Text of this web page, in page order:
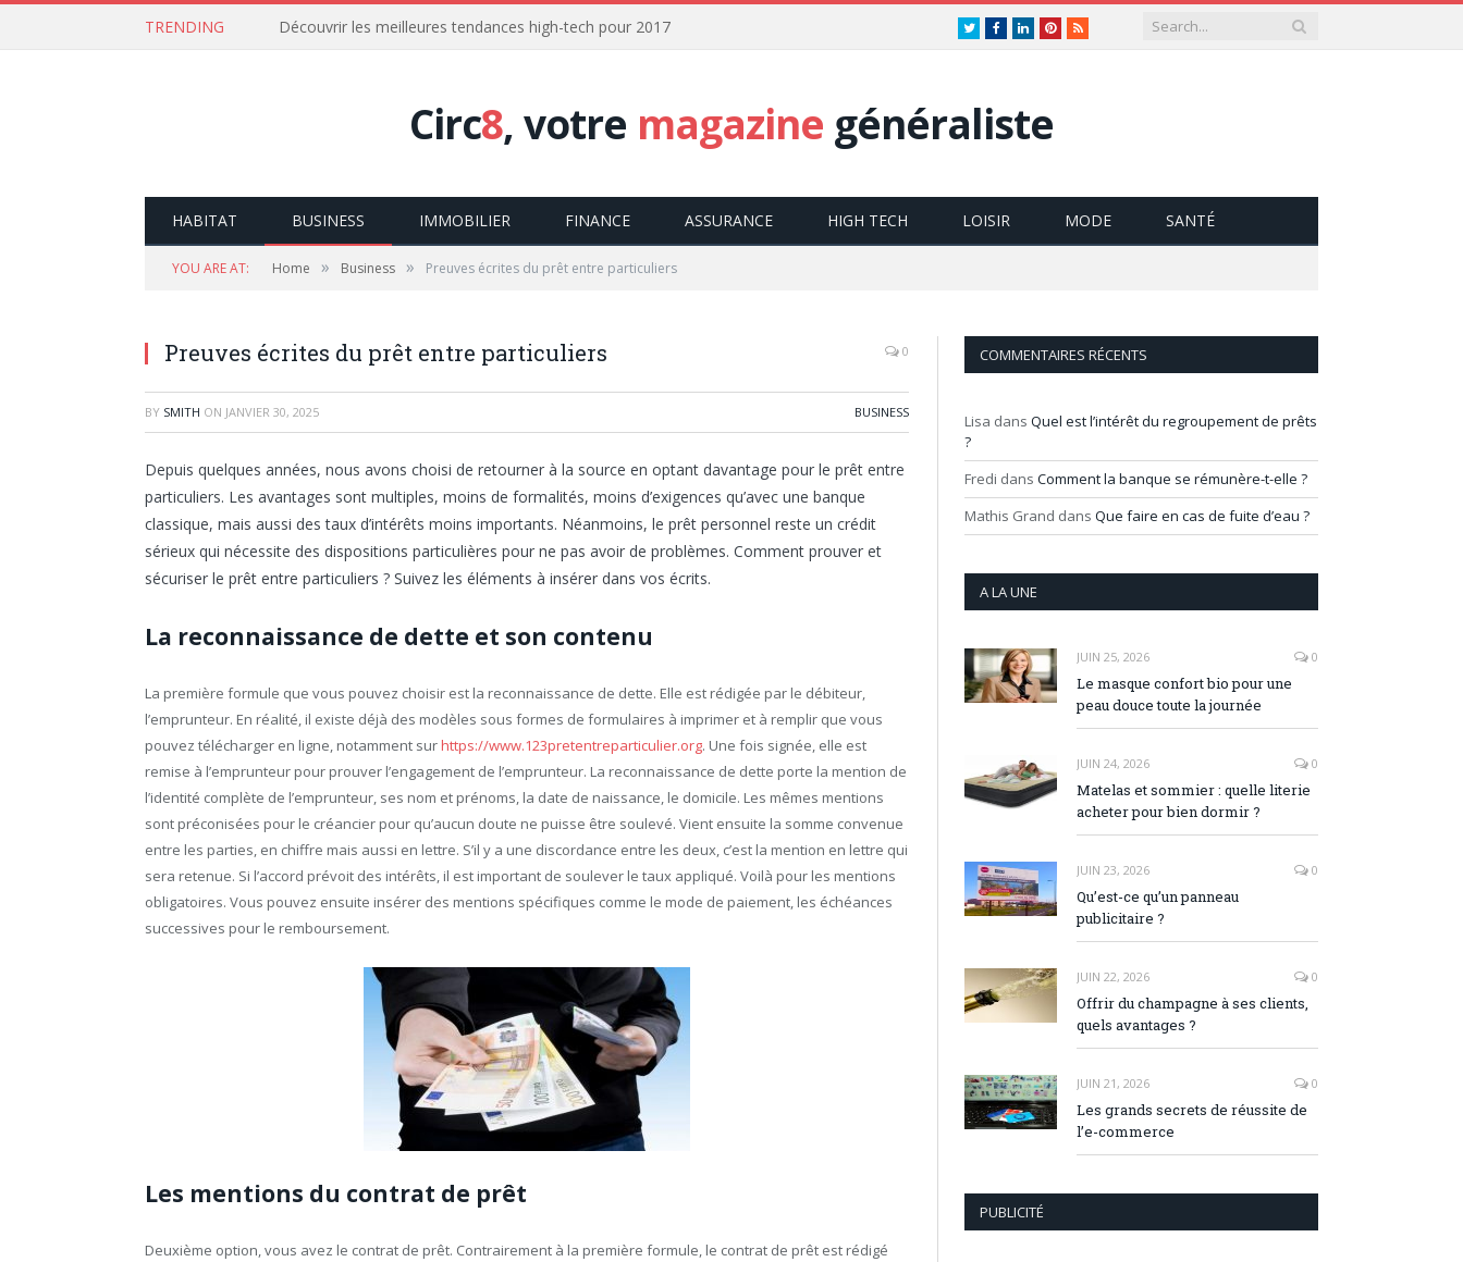
TRENDING Découvrir les meilleures tendances high-tech pour 2017 TwitterFacebookLinkedInPinterest
RSS
Circ8, votre magazine généraliste
HABITAT BUSINESS IMMOBILIER FINANCE ASSURANCE HIGH TECH LOISIR MODE SANTÉ
YOU ARE AT: Home » Business » Preuves écrites du prêt entre particuliers
Preuves écrites du prêt entre particuliers 0
BY SMITH ON JANVIER 30, 2025 BUSINESS
Depuis quelques années, nous avons choisi de retourner à la source en optant davantage pour le prêt entre
particuliers. Les avantages sont multiples, moins de formalités, moins d’exigences qu’avec une banque
classique, mais aussi des taux d’intérêts moins importants. Néanmoins, le prêt personnel reste un crédit
sérieux qui nécessite des dispositions particulières pour ne pas avoir de problèmes. Comment prouver et
sécuriser le prêt entre particuliers ? Suivez les éléments à insérer dans vos écrits.
La reconnaissance de dette et son contenu
La première formule que vous pouvez choisir est la reconnaissance de dette. Elle est rédigée par le débiteur,
l’emprunteur. En réalité, il existe déjà des modèles sous formes de formulaires à imprimer et à remplir que vous
pouvez télécharger en ligne, notamment surhttps://www.123pretentreparticulier.org. Une fois signée, elle est
remise à l’emprunteur pour prouver l’engagement de l’emprunteur. La reconnaissance de dette porte la mention de
l’identité complète de l’emprunteur, ses nom et prénoms, la date de naissance, le domicile. Les mêmes mentions
sont préconisées pour le créancier pour qu’aucun doute ne puisse être soulevé. Vient ensuite la somme convenue
entre les parties, en chiffre mais aussi en lettre. S’il y a une discordance entre les deux, c’est la mention en lettre qui
sera retenue. Si l’accord prévoit des intérêts, il est important de soulever le taux appliqué. Voilà pour les mentions
obligatoires. Vous pouvez ensuite insérer des mentions spécifiques comme le mode de paiement, les échéances
successives pour le remboursement.
Les mentions du contrat de prêt
Deuxième option, vous avez le contrat de prêt. Contrairement à la première formule, le contrat de prêt est rédigé
COMMENTAIRES RÉCENTS
Lisa dans Quel est l’intérêt du regroupement de prêts
?
Fredi dans Comment la banque se rémunère-t-elle ?
Mathis Grand dans Que faire en cas de fuite d’eau ?
A LA UNE
JUIN 25, 2026 0
Le masque confort bio pour une
peau douce toute la journée
JUIN 24, 2026 0
Matelas et sommier : quelle literie
acheter pour bien dormir ?
JUIN 23, 2026 0
Qu’est-ce qu’un panneau
publicitaire ?
JUIN 22, 2026 0
Offrir du champagne à ses clients,
quels avantages ?
JUIN 21, 2026 0
Les grands secrets de réussite de
l’e-commerce
PUBLICITÉ